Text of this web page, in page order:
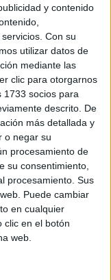
y contenido
Con su
utilizar datos de
mediante las
clic para otorgarnos
1733 socios para
descrito. De
más detallada y
o negar su
procesamiento de
su consentimiento,
procesamiento. Sus
Puede cambiar
en cualquier
clic en el botón
web.
un arma que se
pero cuyo
fatalmente a
en medio de
guionista Mamie
equipo, incluido
no revelado con